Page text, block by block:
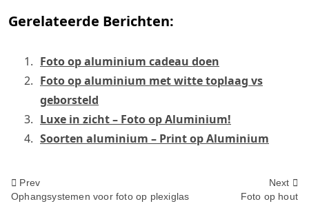
Gerelateerde Berichten:
Foto op aluminium cadeau doen
Foto op aluminium met witte toplaag vs
geborsteld
Luxe in zicht – Foto op Aluminium!
Soorten aluminium – Print op Aluminium
<span
Prev
Ophangsystemen voor foto op plexiglas
Next
Foto op hout